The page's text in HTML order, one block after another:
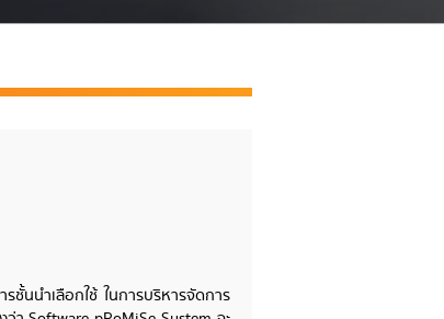
ชั้นนำเลือกใช้ ในการบริหารจัดการ